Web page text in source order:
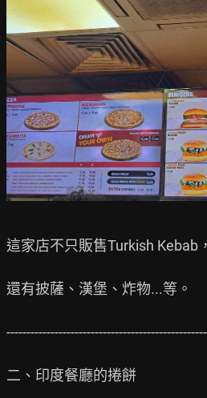
這家店不只販售Turkish Kebab，
還有披薩、漢堡、炸物...等。
二、印度餐廳的捲餅